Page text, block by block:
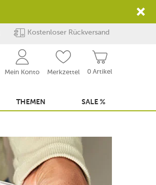
Kostenloser Rückversand
0 Artikel
Mein Konto Merkzettel
THEMEN SALE %